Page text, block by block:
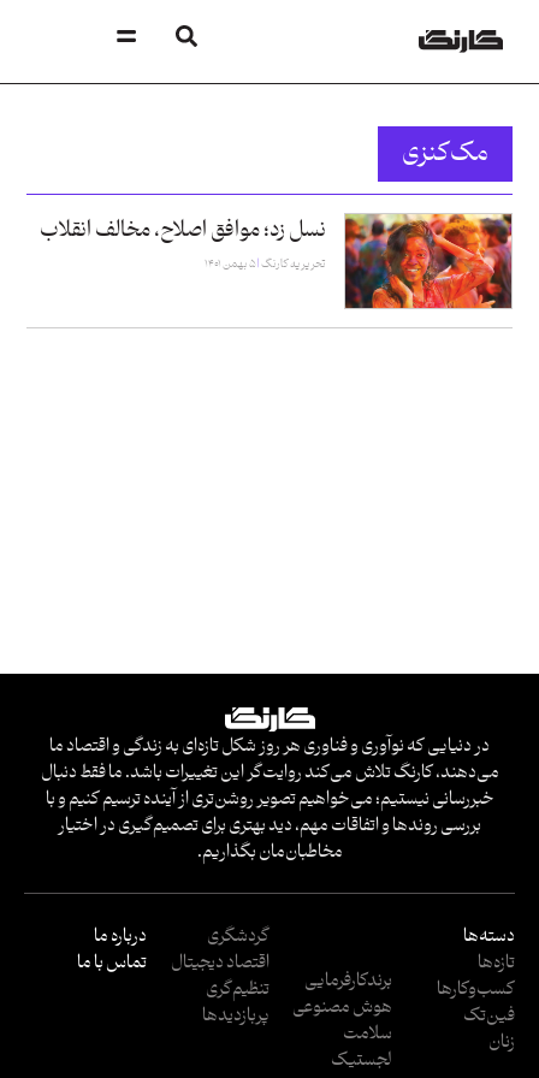
مک‌کنزی
نسل زد؛ موافق اصلاح، مخالف انقلاب
تحریریه کارنگ ۵ بهمن ۱۴۰۱
در دنیایی که نوآوری و فناوری هر روز شکل تازه‌ای به زندگی و اقتصاد ما
می‌دهند، کارنگ تلاش می‌کند روایت‌گر این تغییرات باشد. ما فقط دنبال
خبررسانی نیستیم؛ می‌خواهیم تصویر روشن‌تری از آینده ترسیم کنیم و با
بررسی روندها و اتفاقات مهم، دید بهتری برای تصمیم‌گیری در اختیار
مخاطبان‌مان بگذاریم.
دسته‌ها
تازه‌ها
کسب‌وکار‌ها
فین‌تک
زنان
برندکارفرمایی
هوش مصنوعی
سلامت
لجستیک
گردشگری
اقتصاد دیجیتال
تنظیم‌گری
پربازدید‌ها
درباره ما
تماس با ما